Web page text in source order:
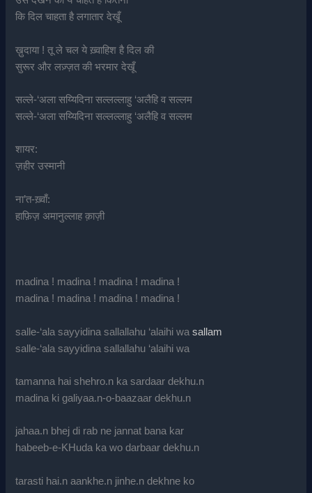
कि दिल चाहता है लगातार देखूँ
ख़ुदाया ! तू ले चल ये ख़्वाहिश है दिल की
सुरूर और लज़्ज़त की भरमार देखूँ
सल्ले-‘अला सय्यिदिना सल्लल्लाहु ‘अलैहि व सल्लम
सल्ले-‘अला सय्यिदिना सल्लल्लाहु ‘अलैहि व सल्लम
शायर:
ज़हीर उस्मानी
ना’त-ख़्वाँ:
हाफ़िज़ अमानुल्लाह क़ाज़ी
madina ! madina ! madina ! madina !
madina ! madina ! madina ! madina !
salle-‘ala sayyidina sallallahu ‘alaihi wasallam
salle-‘ala sayyidina sallallahu ‘alaihi wa
tamanna hai shehro.n ka sardaar dekhu.n
madina ki galiyaa.n-o-baazaar dekhu.n
jahaa.n bhej di rab ne jannat bana kar
habeeb-e-KHuda ka wo darbaar dekhu.n
tarasti hai.n aankhe.n jinhe.n dekhne ko